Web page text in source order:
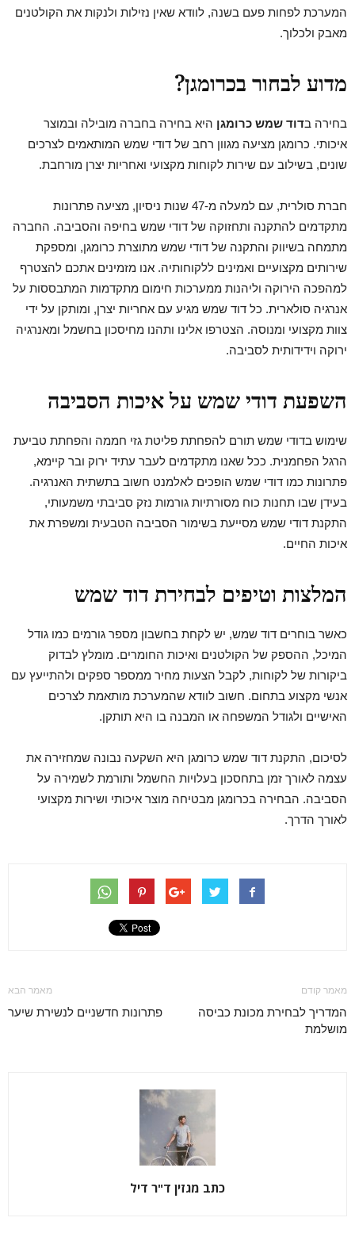
המערכת לפחות פעם בשנה, לוודא שאין נזילות ולנקות את הקולטנים
מאבק ולכלוך.
מדוע לבחור בכרומגן?
בחירה בדוד שמש כרומגן היא בחירה בחברה מובילה ובמוצר
איכותי. כרומגן מציעה מגוון רחב של דודי שמש המותאמים לצרכים
שונים, בשילוב עם שירות לקוחות מקצועי ואחריות יצרן מורחבת.
חברת סולרית, עם למעלה מ-47 שנות ניסיון, מציעה פתרונות
מתקדמים להתקנה ותחזוקה של דודי שמש בחיפה והסביבה. החברה
מתמחה בשיווק והתקנה של דודי שמש מתוצרת כרומגן, ומספקת
שירותים מקצועיים ואמינים ללקוחותיה. אנו מזמינים אתכם להצטרף
למהפכה הירוקה וליהנות ממערכות חימום מתקדמות המתבססות על
אנרגיה סולארית. כל דוד שמש מגיע עם אחריות יצרן, ומותקן על ידי
צוות מקצועי ומנוסה. הצטרפו אלינו ותהנו מחיסכון בחשמל ומאנרגיה
ירוקה וידידותית לסביבה.
השפעת דודי שמש על איכות הסביבה
שימוש בדודי שמש תורם להפחתת פליטת גזי חממה והפחתת טביעת
הרגל הפחמנית. ככל שאנו מתקדמים לעבר עתיד ירוק ובר קיימא,
פתרונות כמו דודי שמש הופכים לאלמנט חשוב בתשתית האנרגיה.
בעידן שבו תחנות כוח מסורתיות גורמות נזק סביבתי משמעותי,
התקנת דודי שמש מסייעת בשימור הסביבה הטבעית ומשפרת את
איכות החיים.
המלצות וטיפים לבחירת דוד שמש
כאשר בוחרים דוד שמש, יש לקחת בחשבון מספר גורמים כמו גודל
המיכל, ההספק של הקולטנים ואיכות החומרים. מומלץ לבדוק
ביקורות של לקוחות, לקבל הצעות מחיר ממספר ספקים ולהתייעץ עם
אנשי מקצוע בתחום. חשוב לוודא שהמערכת מותאמת לצרכים
האישיים ולגודל המשפחה או המבנה בו היא תותקן.
לסיכום, התקנת דוד שמש כרומגן היא השקעה נבונה שמחזירה את
עצמה לאורך זמן בתחסכון בעלויות החשמל ותורמת לשמירה על
הסביבה. הבחירה בכרומגן מבטיחה מוצר איכותי ושירות מקצועי
לאורך הדרך.
מאמר קודם
המדריך לבחירת מכונת כביסה
מושלמת
מאמר הבא
פתרונות חדשניים לנשירת שיער
כתב מגזין ד"ר דיל